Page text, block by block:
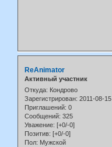
ReAnimator
Активный участник
Откуда: Кондрово
Зарегистрирован: 2011-08-15
Приглашений: 0
Сообщений: 325
Уважение: [+0/-0]
Позитив: [+0/-0]
Пол: Мужской